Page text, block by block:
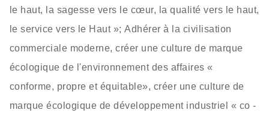
le haut, la sagesse vers le cœur, la qualité vers le haut,
le service vers le Haut »; Adhérer à la civilisation
commerciale moderne, créer une culture de marque
écologique de l'environnement des affaires «
conforme, propre et équitable», créer une culture de
marque écologique de développement industriel « co -